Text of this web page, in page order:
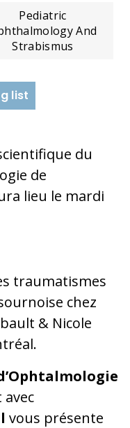
Pediatric
And
Strabismus
list
du
de
lieu le mardi
traumatismes
chez
& Nicole
vous présente